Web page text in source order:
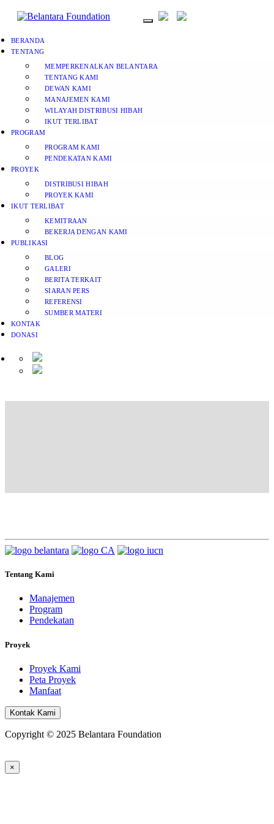
BERANDA
TENTANG
MEMPERKENALKAN BELANTARA
TENTANG KAMI
DEWAN KAMI
MANAJEMEN KAMI
WILAYAH DISTRIBUSI HIBAH
IKUT TERLIBAT
PROGRAM
PROGRAM KAMI
PENDEKATAN KAMI
PROYEK
DISTRIBUSI HIBAH
PROYEK KAMI
IKUT TERLIBAT
KEMITRAAN
BEKERJA DENGAN KAMI
PUBLIKASI
BLOG
GALERI
BERITA TERKAIT
SIARAN PERS
REFERENSI
SUMBER MATERI
KONTAK
DONASI
Tentang Kami
Manajemen
Program
Pendekatan
Proyek
Proyek Kami
Peta Proyek
Manfaat
Kontak Kami
Copyright © 2025 Belantara Foundation
×